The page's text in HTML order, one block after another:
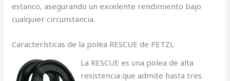
estanco, asegurando un excelente rendimiento bajo
cualquier circunstancia.
Características de la polea RESCUE de PETZL
La RESCUE es una polea de alta
resistencia que admite hasta tres